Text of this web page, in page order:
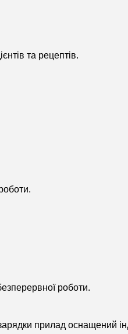
та рецептів.
роботи.
прилад оснащений